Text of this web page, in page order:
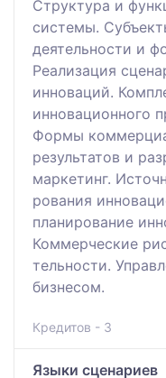
Структура и
системы.
деятельности и
Реализация
инноваций.
инновационного
Формы
результатов и
маркетинг.
рования
планирование
Коммерческие
тельности.
бизнесом.
Кредитов - 3
Языки сценариев